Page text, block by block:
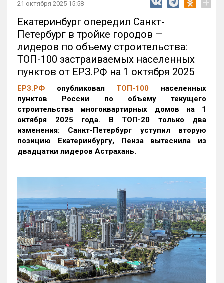
21 октября 2025 15:58
Екатеринбург опередил Санкт-
Петербург в тройке городов —
лидеров по объему строительства:
ТОП-100 застраиваемых населенных
пунктов от ЕРЗ.РФ на 1 октября 2025
ЕРЗ.РФ опубликовал ТОП-100 населенных
пунктов России по объему текущего
строительства многоквартирных домов на 1
октября 2025 года. В ТОП-20 только два
изменения: Санкт-Петербург уступил вторую
позицию Екатеринбургу, Пенза вытеснила из
двадцатки лидеров Астрахань.